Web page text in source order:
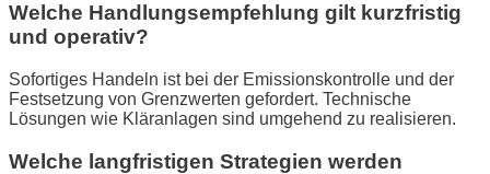
Welche Handlungsempfehlung gilt kurzfristig
und operativ?
Sofortiges Handeln ist bei der Emissionskontrolle und der
Festsetzung von Grenzwerten gefordert. Technische
Lösungen wie Kläranlagen sind umgehend zu realisieren.
Welche langfristigen Strategien werden